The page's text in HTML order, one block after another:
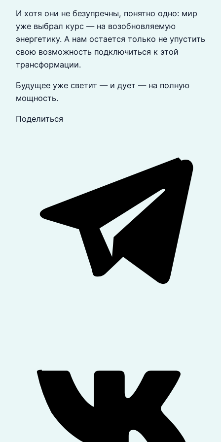
И хотя они не безупречны, понятно одно: мир
уже выбрал курс — на возобновляемую
энергетику. А нам остается только не упустить
свою возможность подключиться к этой
трансформации.
Будущее уже светит — и дует — на полную
мощность.
Поделиться